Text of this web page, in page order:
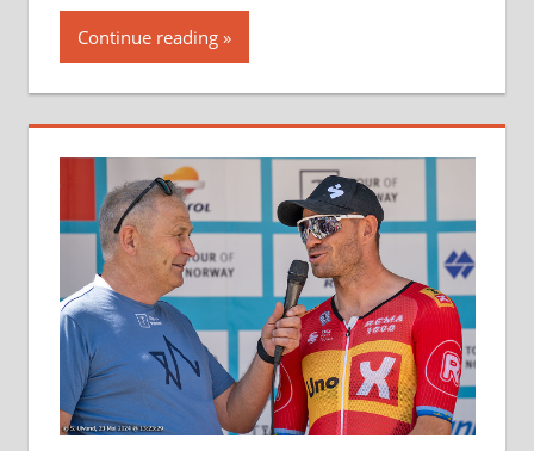
Continue reading